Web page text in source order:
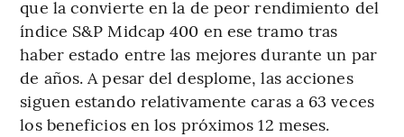
que la convierte en la de peor rendimiento del
índice S&P Midcap 400 en ese tramo tras
haber estado entre las mejores durante un par
de años. A pesar del desplome, las acciones
siguen estando relativamente caras a 63 veces
los beneficios en los próximos 12 meses.